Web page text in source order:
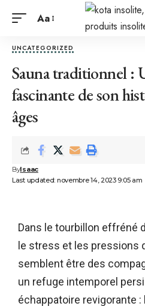
Aa
UNCATEGORIZED
Sauna traditionnel :
fascinante de son
âges
Last updated: novembre 14, 2023 9:05 am
ByIsaac
Dans le tourbillon effréné
le stress et les pressions
semblent être des
un refuge intemporel
échappatoire revigorante